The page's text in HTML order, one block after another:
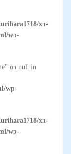
xn-
wp-
on null in
wp-
xn-
wp-